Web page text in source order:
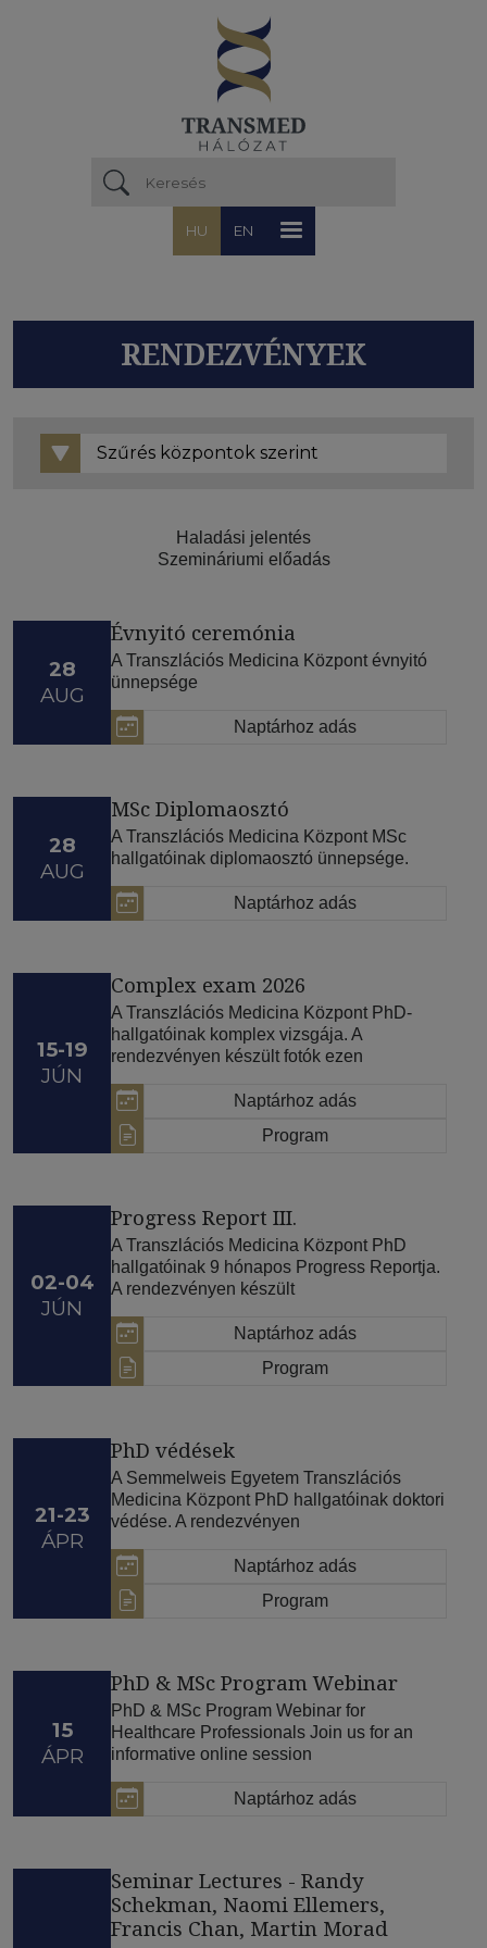
HU EN
RENDEZVÉNYEK
Haladási jelentés
Szemináriumi előadás
28
AUG
Évnyitó ceremónia
A Transzlációs Medicina Központ évnyitó
ünnepsége
Naptárhoz adás
28
AUG
MSc Diplomaosztó
A Transzlációs Medicina Központ MSc
hallgatóinak diplomaosztó ünnepsége.
Naptárhoz adás
15-19
JÚN
Complex exam 2026
A Transzlációs Medicina Központ PhD-
hallgatóinak komplex vizsgája. A
rendezvényen készült fotók ezen
Naptárhoz adás
Program
02-04
JÚN
Progress Report III.
A Transzlációs Medicina Központ PhD
hallgatóinak 9 hónapos Progress Reportja.
A rendezvényen készült
Naptárhoz adás
Program
21-23
ÁPR
PhD védések
A Semmelweis Egyetem Transzlációs
Medicina Központ PhD hallgatóinak doktori
védése. A rendezvényen
Naptárhoz adás
Program
15
ÁPR
PhD & MSc Program Webinar
PhD & MSc Program Webinar for
Healthcare Professionals Join us for an
informative online session
Naptárhoz adás
Seminar Lectures - Randy
Schekman, Naomi Ellemers,
Francis Chan, Martin Morad